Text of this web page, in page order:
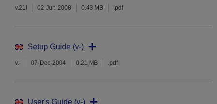
v.21I 02-Jun-2008 0.43 MB .pdf
Setup Guide (v-)
v.- 07-Dec-2004 0.21 MB .pdf
User's Guide (v-)